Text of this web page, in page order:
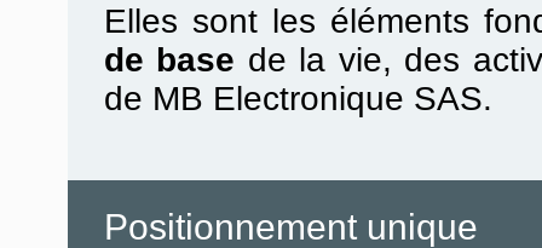
Elles sont les éléments
de base de la vie, des
de MB Electronique SAS.
Positionnement unique